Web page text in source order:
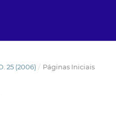
25 (2006) / Páginas Iniciais